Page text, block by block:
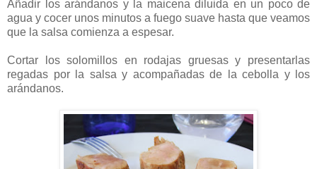
Añadir los arándanos y la maicena diluida en un poco de
agua y cocer unos minutos a fuego suave hasta que veamos
que la salsa comienza a espesar.
Cortar los solomillos en rodajas gruesas y presentarlas
regadas por la salsa y acompañadas de la cebolla y los
arándanos.